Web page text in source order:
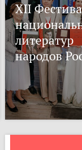
XII
литератур
народов